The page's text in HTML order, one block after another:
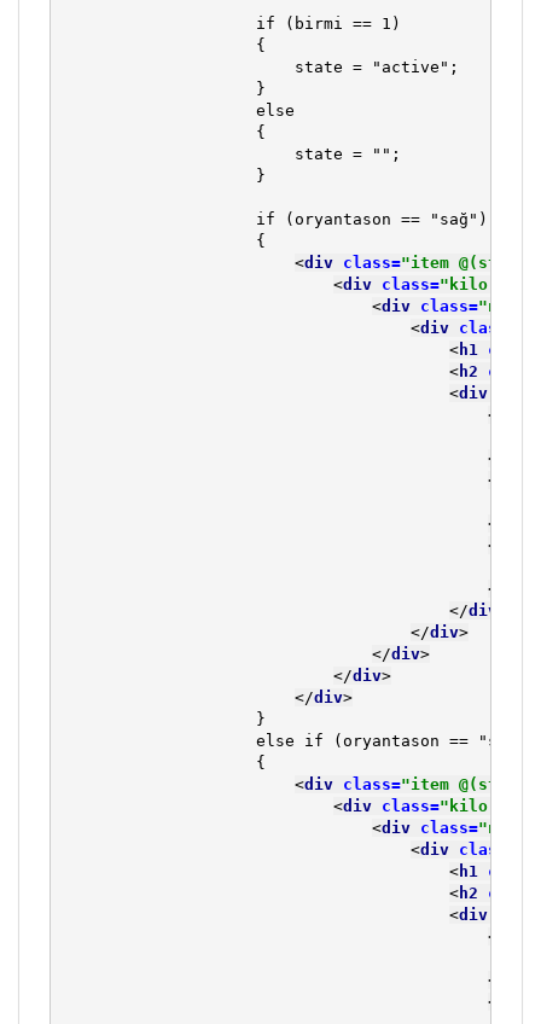
                    if (birmi == 1)
                    {
                        state = "active";
                    }
                    else
                    {
                        state = "";
                    }
                    if (oryantason == "sağ")
                    {
<div class="item
<div class="kilo tip-
<div class=
<div class=
<h1
<h2
<div
<
</
<
</
<
</
</div
</div>
</div>
</div>
</div>
                    }
                    else if (oryantason == "sol")
                    {
<div class="item
<div class="kilo tip-
<div class=
<div class=
<h1
<h2
<div
<
</
<